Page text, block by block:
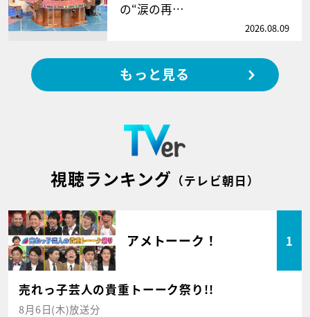
の“涙の再…
2026.08.09
もっと見る
視聴ランキング （テレビ朝日）
アメトーーク！ 1
売れっ子芸人の貴重トーーク祭り!!
8月6日(木)放送分